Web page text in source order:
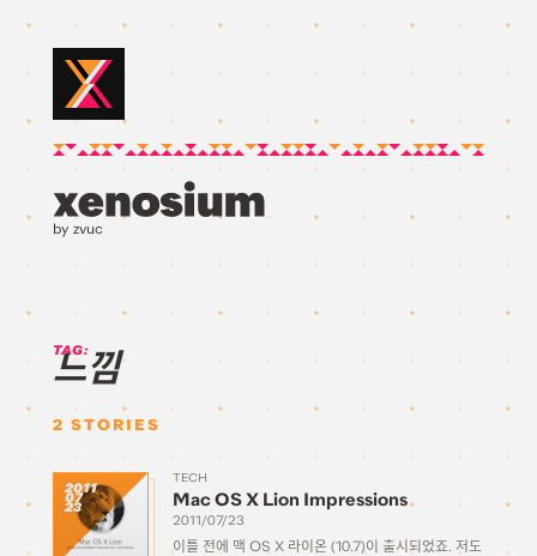
by zvuc
TAG:
느낌
2 STORIES
2011
07
23
TECH
Mac OS X Lion Impressions
2011/07/23
이틀 전에 맥 OS X 라이온 (10.7)이 출시되었죠. 저도